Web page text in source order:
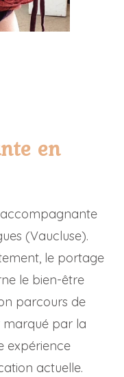
en
accompagnante
(Vaucluse).
le portage
le bien-être
parcours de
marqué par la
expérience
actuelle.